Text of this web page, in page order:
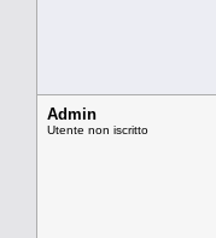
Admin
Utente non iscritto